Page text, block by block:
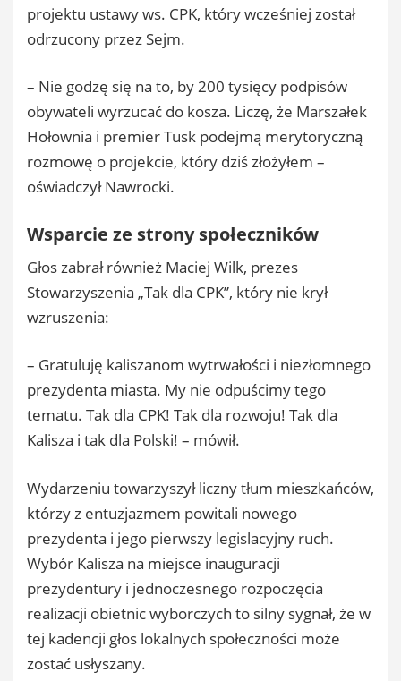
projektu ustawy ws. CPK, który wcześniej został
odrzucony przez Sejm.
– Nie godzę się na to, by 200 tysięcy podpisów
obywateli wyrzucać do kosza. Liczę, że Marszałek
Hołownia i premier Tusk podejmą merytoryczną
rozmowę o projekcie, który dziś złożyłem –
oświadczył Nawrocki.
Wsparcie ze strony społeczników
Głos zabrał również Maciej Wilk, prezes
Stowarzyszenia „Tak dla CPK”, który nie krył
wzruszenia:
– Gratuluję kaliszanom wytrwałości i niezłomnego
prezydenta miasta. My nie odpuścimy tego
tematu. Tak dla CPK! Tak dla rozwoju! Tak dla
Kalisza i tak dla Polski! – mówił.
Wydarzeniu towarzyszył liczny tłum mieszkańców,
którzy z entuzjazmem powitali nowego
prezydenta i jego pierwszy legislacyjny ruch.
Wybór Kalisza na miejsce inauguracji
prezydentury i jednoczesnego rozpoczęcia
realizacji obietnic wyborczych to silny sygnał, że w
tej kadencji głos lokalnych społeczności może
zostać usłyszany.